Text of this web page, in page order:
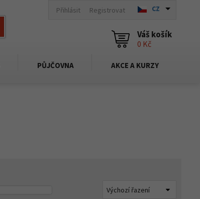
Přihlásit Registrovat CZ
Váš košík
0 Kč
PŮJČOVNA AKCE A KURZY